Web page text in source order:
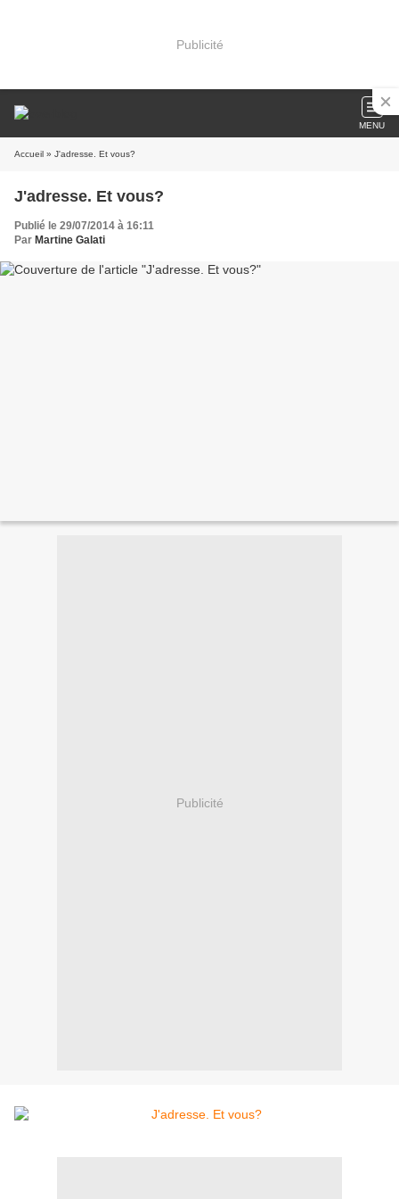
Publicité
MENU
Accueil » J'adresse. Et vous?
J'adresse. Et vous?
Publié le 29/07/2014 à 16:11
Par Martine Galati
Publicité